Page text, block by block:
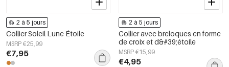
2 à 5 jours
Collier Soleil Lune Étoile
MSRP €25,99
€7,95
2 à 5 jours
Collier avec breloques en forme
de croix et d&#39;étoile
MSRP €15,99
€4,95